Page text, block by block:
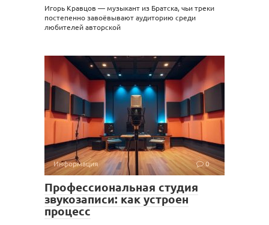
Игорь Кравцов — музыкант из Братска, чьи треки
постепенно завоёвывают аудиторию среди
любителей авторской
Информация 0
Профессиональная студия
звукозаписи: как устроен
процесс